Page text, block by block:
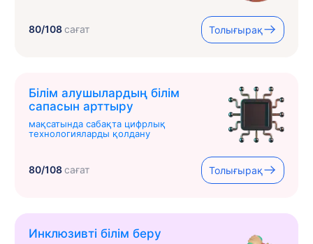
80/108сағат Толығырақ
Білім алушылардың білім
сапасын арттыру
мақсатында сабақта цифрлық
технологияларды қолдану
80/108сағат Толығырақ
Инклюзивті білім беру